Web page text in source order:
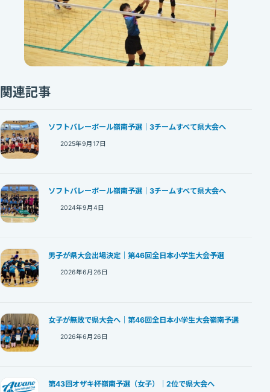
関連記事
ソフトバレーボール嶺南予選｜3チームすべて県大会へ
2025年9月17日
ソフトバレーボール嶺南予選｜3チームすべて県大会へ
2024年9月4日
男子が県大会出場決定｜第46回全日本小学生大会予選
2026年6月26日
女子が無敗で県大会へ｜第46回全日本小学生大会嶺南予選
2026年6月26日
第43回オザキ杯嶺南予選（女子）｜2位で県大会へ